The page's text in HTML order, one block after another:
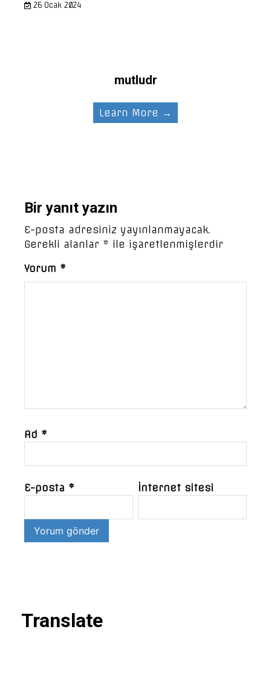
26 Ocak 2024
mutludr
Learn More →
Bir yanıt yazın
E-posta adresiniz yayınlanmayacak.
Gerekli alanlar * ile işaretlenmişlerdir
Yorum *
Ad *
E-posta * İnternet sitesi
Translate